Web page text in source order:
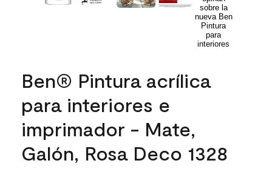
Ben® Pintura acrílica
para interiores e
imprimador - Mate,
Galón, Rosa Deco 1328